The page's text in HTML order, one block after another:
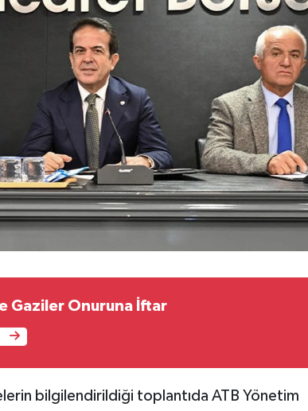
Gaziler Onuruna İftar
bilgilendirildiği toplantıda ATB Yönetim